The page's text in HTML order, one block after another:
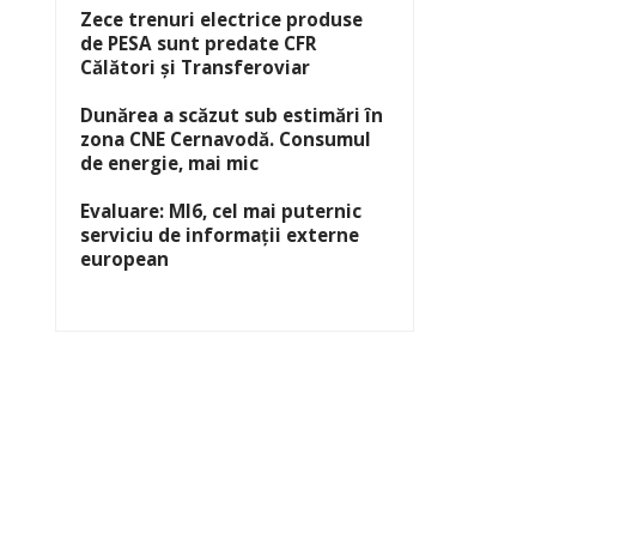
Zece trenuri electrice produse
de PESA sunt predate CFR
Călători și Transferoviar
Dunărea a scăzut sub estimări în
zona CNE Cernavodă. Consumul
de energie, mai mic
Evaluare: MI6, cel mai puternic
serviciu de informații externe
european